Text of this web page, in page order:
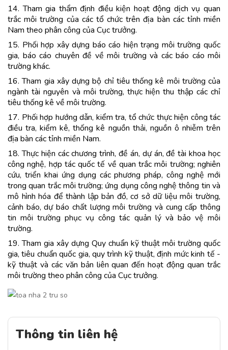
14. Tham gia thẩm định điều kiện hoạt động dịch vụ quan
trắc môi trường của các tổ chức trên địa bàn các tỉnh miền
Nam theo phân công của Cục trưởng.
15. Phối hợp xây dựng báo cáo hiện trạng môi trường quốc
gia, báo cáo chuyên đề về môi trường và các báo cáo môi
trường khác.
16. Tham gia xây dựng bộ chỉ tiêu thống kê môi trường của
ngành tài nguyên và môi trường, thực hiện thu thập các chỉ
tiêu thống kê về môi trường.
17. Phối hợp hướng dẫn, kiểm tra, tổ chức thực hiện công tác
điều tra, kiểm kê, thống kê nguồn thải, nguồn ô nhiễm trên
địa bàn các tỉnh miền Nam.
18. Thực hiện các chương trình, đề án, dự án, đề tài khoa học
công nghệ, hợp tác quốc tế về quan trắc môi trường; nghiên
cứu, triển khai ứng dụng các phương pháp, công nghệ mới
trong quan trắc môi trường; ứng dụng công nghệ thông tin và
mô hình hóa để thành lập bản đồ, cơ sở dữ liệu môi trường,
cảnh báo, dự báo chất lượng môi trường và cung cấp thông
tin môi trường phục vụ công tác quản lý và bảo vệ môi
trường.
19. Tham gia xây dựng Quy chuẩn kỹ thuật môi trường quốc
gia, tiêu chuẩn quốc gia, quy trình kỹ thuật, định mức kinh tế -
kỹ thuật và các văn bản liên quan đến hoạt động quan trắc
môi trường theo phân công của Cục trưởng.
Thông tin liên hệ